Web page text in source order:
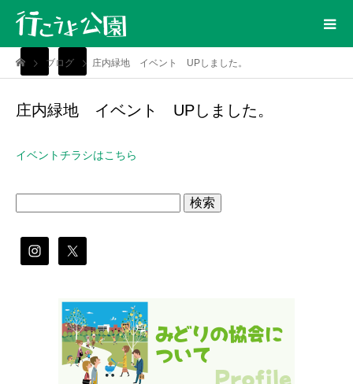
ブログ 庄内緑地 イベント UPしました。
庄内緑地 イベント UPしました。
イベントチラシはこちら